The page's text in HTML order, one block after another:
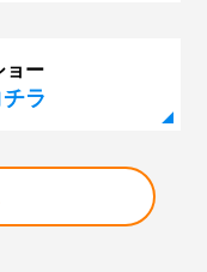
ョー
ラ